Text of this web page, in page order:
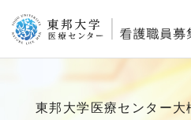
東邦大学医療センター大